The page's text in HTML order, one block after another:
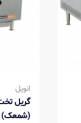
انویل
(شمعک)